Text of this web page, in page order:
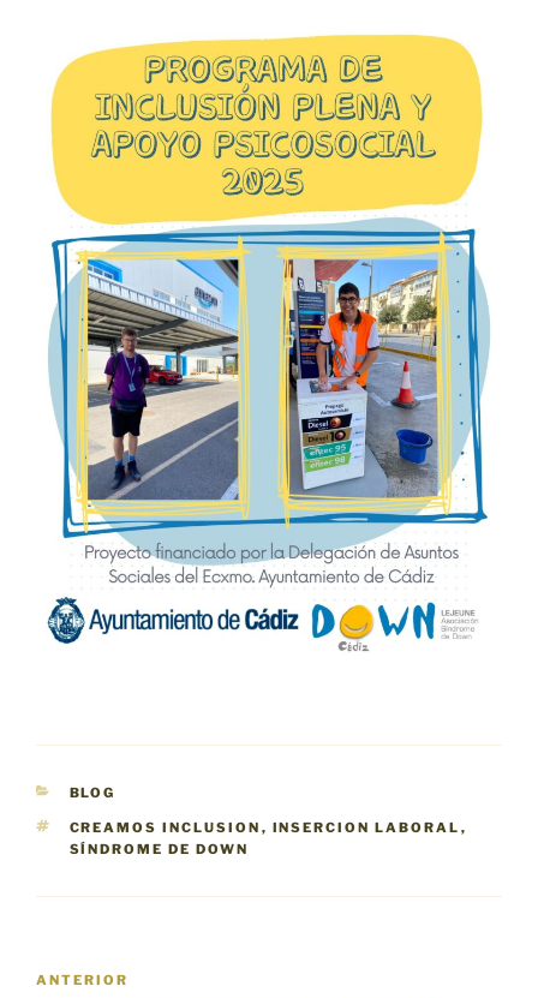
CATEGORÍAS
BLOG
ETIQUETAS
CREAMOS INCLUSION , INSERCION LABORAL ,
SÍNDROME DE DOWN
Entrada
ANTERIOR